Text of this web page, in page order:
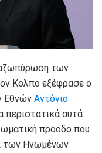
των
Κόλπο εξέφρασε ο
Εθνών Αντόνιο
περιστατικά αυτά
πρόοδο που
των Ηνωμένων